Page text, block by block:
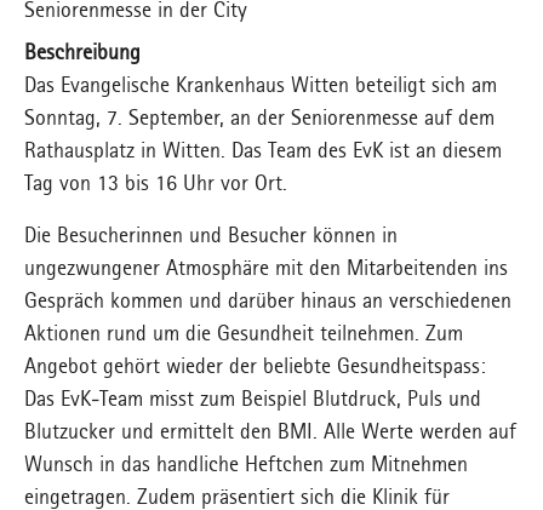
Seniorenmesse in der City
Beschreibung
Das Evangelische Krankenhaus Witten beteiligt sich am
Sonntag, 7. September, an der Seniorenmesse auf dem
Rathausplatz in Witten. Das Team des EvK ist an diesem
Tag von 13 bis 16 Uhr vor Ort.
Die Besucherinnen und Besucher können in
ungezwungener Atmosphäre mit den Mitarbeitenden ins
Gespräch kommen und darüber hinaus an verschiedenen
Aktionen rund um die Gesundheit teilnehmen. Zum
Angebot gehört wieder der beliebte Gesundheitspass:
Das EvK-Team misst zum Beispiel Blutdruck, Puls und
Blutzucker und ermittelt den BMI. Alle Werte werden auf
Wunsch in das handliche Heftchen zum Mitnehmen
eingetragen. Zudem präsentiert sich die Klinik für